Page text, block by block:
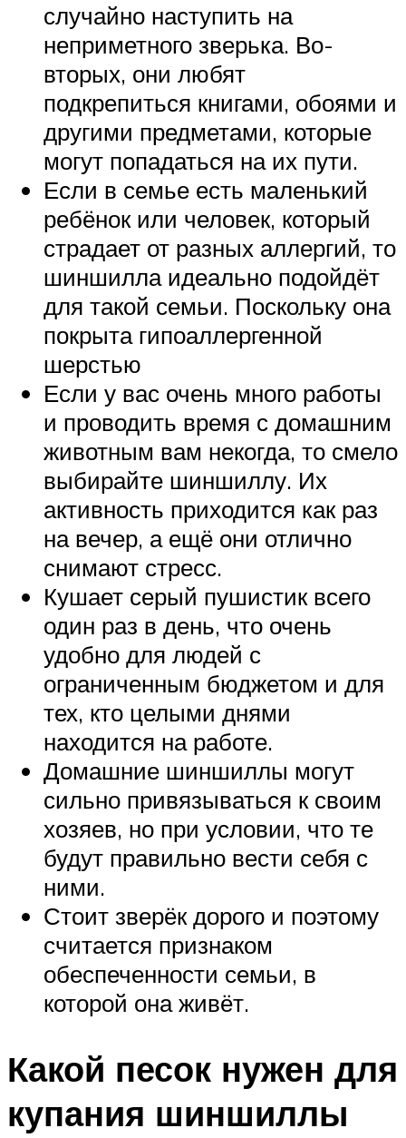
случайно наступить на
неприметного зверька. Во-
вторых, они любят
подкрепиться книгами, обоями и
другими предметами, которые
могут попадаться на их пути.
Если в семье есть маленький
ребёнок или человек, который
страдает от разных аллергий, то
шиншилла идеально подойдёт
для такой семьи. Поскольку она
покрыта гипоаллергенной
шерстью
Если у вас очень много работы
и проводить время с домашним
животным вам некогда, то смело
выбирайте шиншиллу. Их
активность приходится как раз
на вечер, а ещё они отлично
снимают стресс.
Кушает серый пушистик всего
один раз в день, что очень
удобно для людей с
ограниченным бюджетом и для
тех, кто целыми днями
находится на работе.
Домашние шиншиллы могут
сильно привязываться к своим
хозяев, но при условии, что те
будут правильно вести себя с
ними.
Стоит зверёк дорого и поэтому
считается признаком
обеспеченности семьи, в
которой она живёт.
Какой песок нужен для
купания шиншиллы